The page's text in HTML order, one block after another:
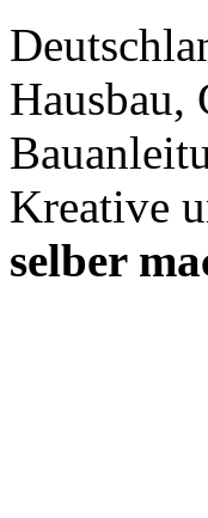
Hausbau,
Kreative
selber